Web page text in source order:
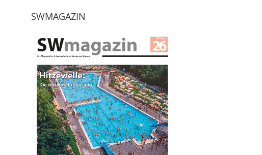
SWMAGAZIN